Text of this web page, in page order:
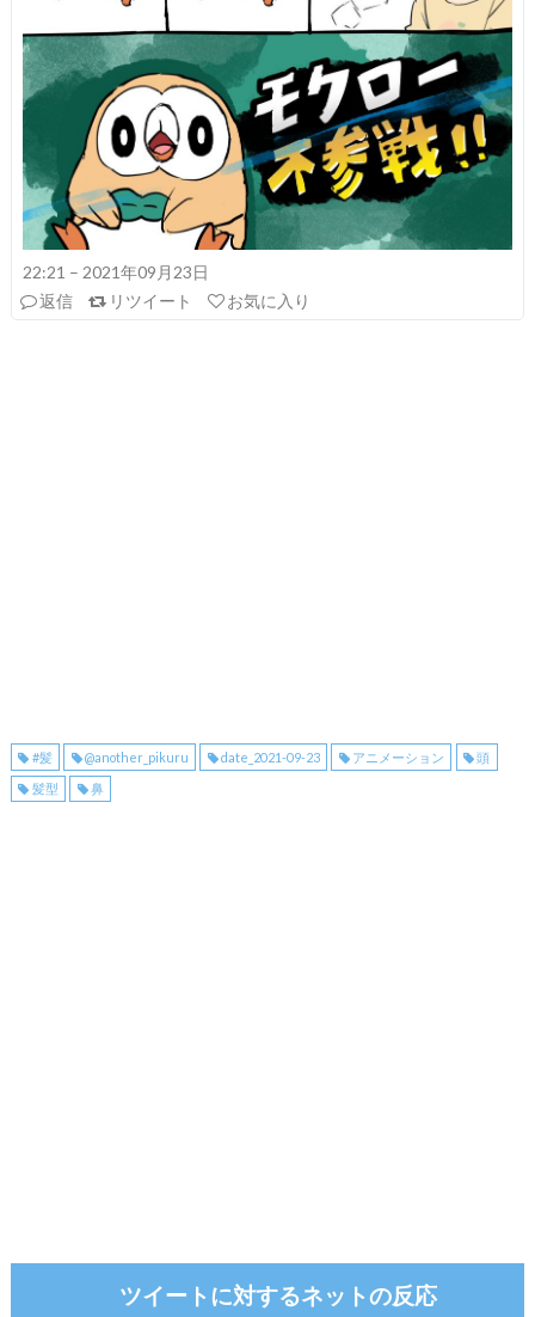
22:21 – 2021年09月23日
返信
リツイート お気に入り
#髪 @another_pikuru date_2021-09-23 アニメーション 頭
髪型 鼻
ツイートに対するネットの反応